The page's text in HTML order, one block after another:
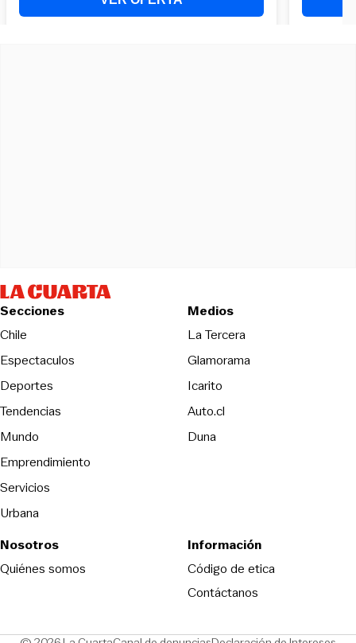
Secciones
Chile
Espectaculos
Deportes
Tendencias
Mundo
Emprendimiento
Servicios
Urbana
Medios
La Tercera
Glamorama
Icarito
Auto.cl
Duna
Nosotros
Quiénes somos
Información
Código de etica
Contáctanos